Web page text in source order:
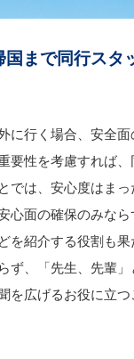
国まで同行スタ
に行く場合、安全
要性を考慮すれば
では、安心度はま
心面の確保のみなら
を紹介する役割も
ず、「先生、先輩
を広げるお役に立